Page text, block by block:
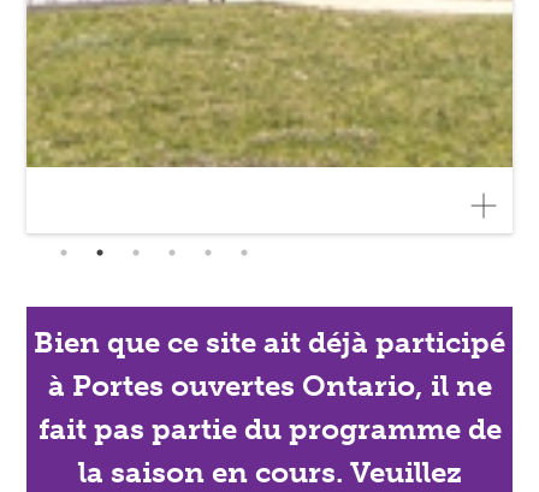
Bien que ce site ait déjà participé
à Portes ouvertes Ontario, il ne
fait pas partie du programme de
la saison en cours. Veuillez